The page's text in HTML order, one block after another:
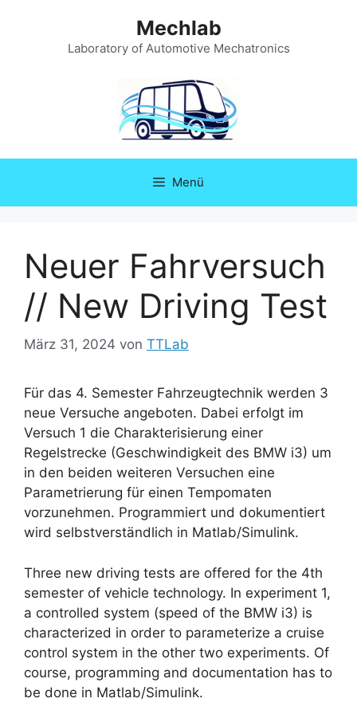
Mechlab
Laboratory of Automotive Mechatronics
Menü
Neuer Fahrversuch
// New Driving Test
März 31, 2024 von TTLab
Für das 4. Semester Fahrzeugtechnik werden 3
neue Versuche angeboten. Dabei erfolgt im
Versuch 1 die Charakterisierung einer
Regelstrecke (Geschwindigkeit des BMW i3) um
in den beiden weiteren Versuchen eine
Parametrierung für einen Tempomaten
vorzunehmen. Programmiert und dokumentiert
wird selbstverständlich in Matlab/Simulink.
Three new driving tests are offered for the 4th
semester of vehicle technology. In experiment 1,
a controlled system (speed of the BMW i3) is
characterized in order to parameterize a cruise
control system in the other two experiments. Of
course, programming and documentation has to
be done in Matlab/Simulink.